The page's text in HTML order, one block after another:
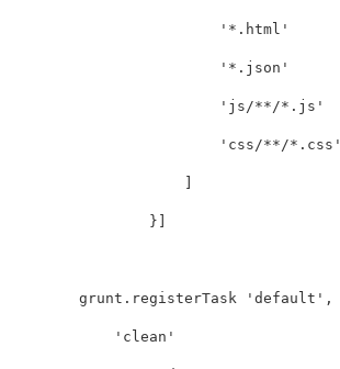
'*.html'
'*.json'
'js/**/*.js'
'css/**/*.css'
}]
grunt . registerTask 'default' ,
'clean'